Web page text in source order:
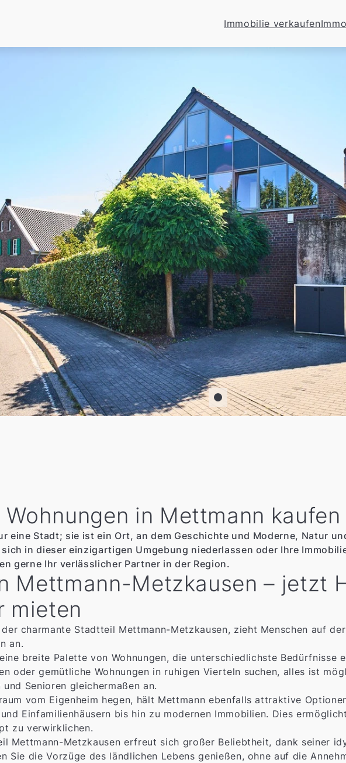
Immobilie verkaufen
Wohnungen in Mettmann
eine Stadt; sie ist ein Ort, an dem Geschichte und Moderne, Natur
in dieser einzigartigen Umgebung niederlassen oder Ihre
gerne Ihr verlässlicher Partner in der Region.
Mettmann-Metzkausen – jetzt
mieten
charmante Stadtteil Mettmann-Metzkausen, zieht Menschen auf
an.
breite Palette von Wohnungen, die unterschiedlichste Bedürfnisse
oder gemütliche Wohnungen in ruhigen Vierteln suchen, alles ist
Senioren gleichermaßen an.
vom Eigenheim hegen, hält Mettmann ebenfalls attraktive
Einfamilienhäusern bis hin zu modernen Immobilien. Dies
zu verwirklichen.
Mettmann-Metzkausen erfreut sich großer Beliebtheit, dank seiner
Sie die Vorzüge des ländlichen Lebens genießen, ohne auf die